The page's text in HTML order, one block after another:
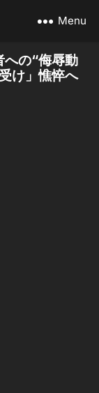
Menu
への“侮辱動
け」憔悴へ